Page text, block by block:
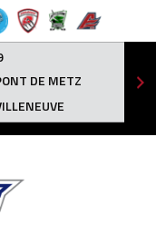
DE METZ